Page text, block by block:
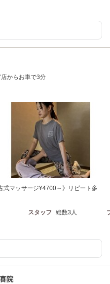
からお車で3分
式マッサージ¥4700～》リピート多
スタッフ 総数3人
院